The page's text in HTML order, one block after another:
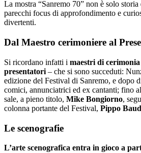
La mostra “Sanremo 70” non è solo
parecchi focus di approfondimento e
divertenti.
Dal Maestro cerimoniere al
Si ricordano infatti i maestri di
presentatori – che si sono succeduti:
edizione del Festival di Sanremo, e dopo
comici, annunciatrici ed ex cantanti; fino
sale, a pieno titolo, Mike Bongiorno,
colonna portante del Festival, Pippo
Le scenografie
L’arte scenografica entra in gioco a